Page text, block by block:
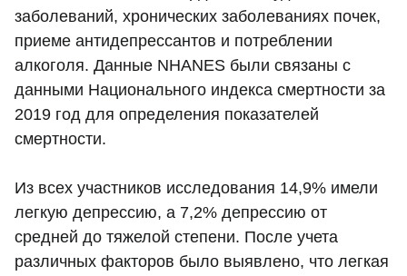
заболеваний, хронических заболеваниях почек,
приеме антидепрессантов и потреблении
алкоголя. Данные NHANES были связаны с
данными Национального индекса смертности за
2019 год для определения показателей
смертности.
Из всех участников исследования 14,9% имели
легкую депрессию, а 7,2% депрессию от
средней до тяжелой степени. После учета
различных факторов было выявлено, что легкая